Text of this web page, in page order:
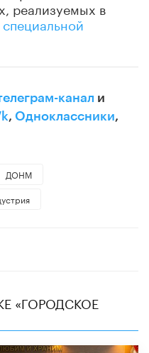
реализуемых в
канал и
, Одноклассники,
ДОНМ
«ГОРОДСКОЕ